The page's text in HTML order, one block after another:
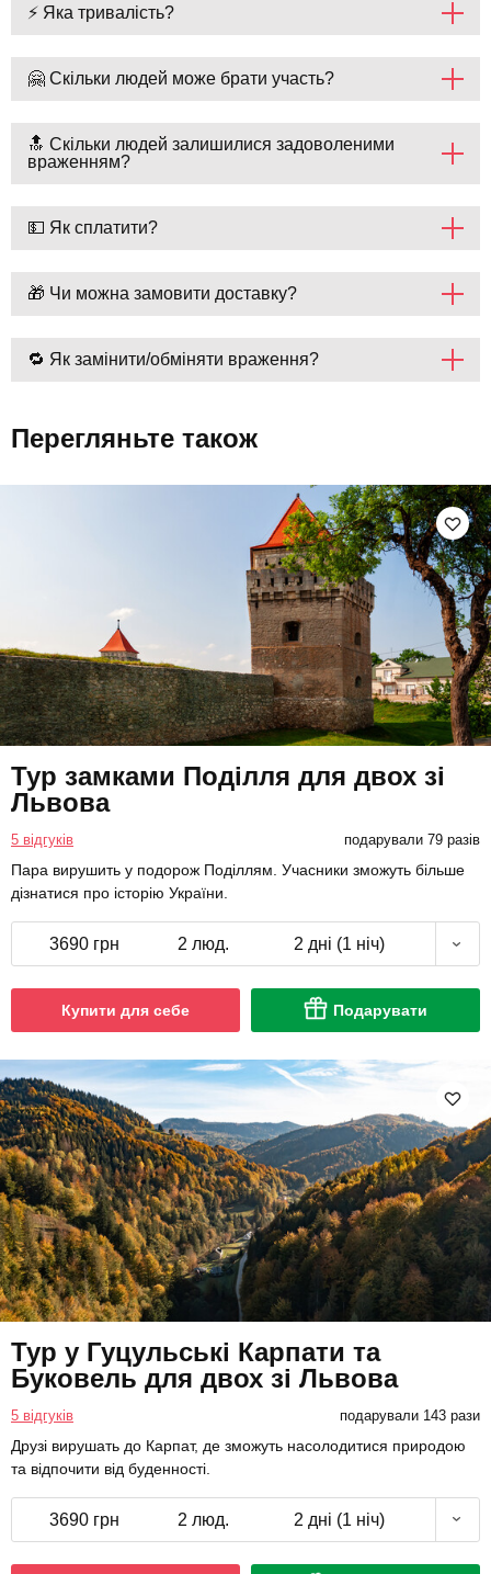
⚡ Яка тривалість?
🤗 Скільки людей може брати участь?
🔝 Скільки людей залишилися задоволеними
враженням?
💵 Як сплатити?
🎁 Чи можна замовити доставку?
🔁 Як замінити/обміняти враження?
Перегляньте також
Тур замками Поділля для двох зі
Львова
5 відгуків подарували 79 разів
Пара вирушить у подорож Поділлям. Учасники зможуть більше
дізнатися про історію України.
3690 грн 2 люд. 2 дні (1 ніч)
Купити для себе Подарувати
Тур у Гуцульські Карпати та
Буковель для двох зі Львова
5 відгуків подарували 143 рази
Друзі вирушать до Карпат, де зможуть насолодитися природою
та відпочити від буденності.
3690 грн 2 люд. 2 дні (1 ніч)